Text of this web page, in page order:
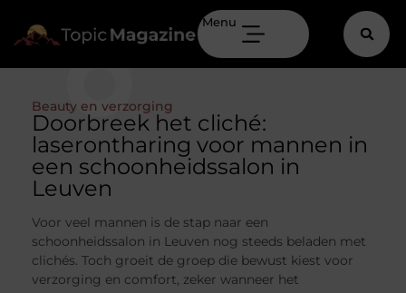
Menu
Beauty en verzorging
Doorbreek het cliché:
laserontharing voor mannen in
een schoonheidssalon in
Leuven
Voor veel mannen is de stap naar een
schoonheidssalon in Leuven nog steeds beladen met
clichés. Toch groeit de groep die bewust kiest voor
verzorging en comfort, zeker wanneer het